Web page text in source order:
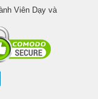
Viên Dạy và